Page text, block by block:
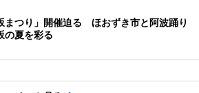
まつり」開催迫る ほおずき市と阿波踊り
の夏を彩る